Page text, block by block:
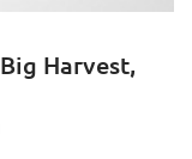
Harvest,